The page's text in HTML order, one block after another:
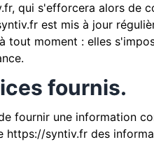
, qui s'efforcera alors de
est mis à jour
tout moment : elles
fournis.
fournir une information
https://syntiv.fr des